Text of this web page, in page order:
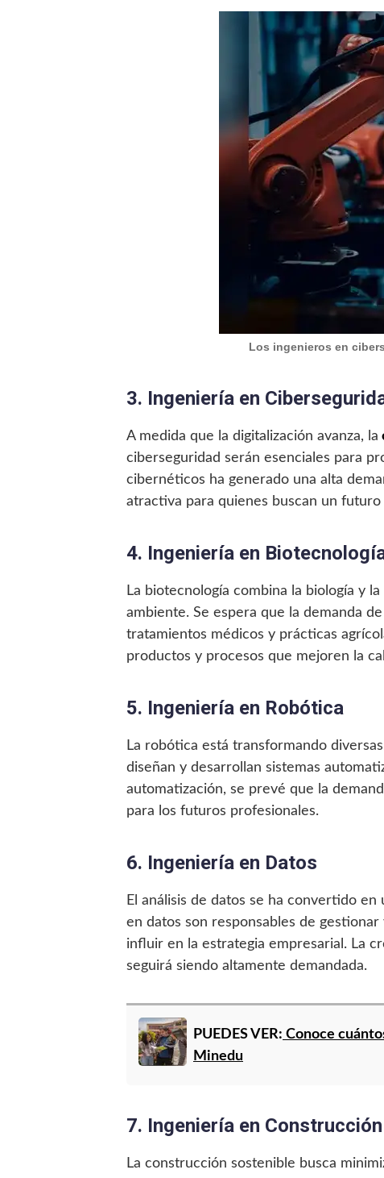
Los ingenieros en
3. Ingeniería en
A medida que la digitalización avanza, la
ciberseguridad serán esenciales para
cibernéticos ha generado una alta
atractiva para quienes buscan un
4. Ingeniería en
La biotecnología combina la biología y
ambiente. Se espera que la demanda de
tratamientos médicos y prácticas
productos y procesos que mejoren la
5. Ingeniería en Robótica
La robótica está transformando
diseñan y desarrollan sistemas
automatización, se prevé que la
para los futuros profesionales.
6. Ingeniería en Datos
El análisis de datos se ha convertido
en datos son responsables de gestionar
influir en la estrategia empresarial. La
seguirá siendo altamente demandada.
PUEDES VER: Conoce
Minedu
7. Ingeniería en
La construcción sostenible busca